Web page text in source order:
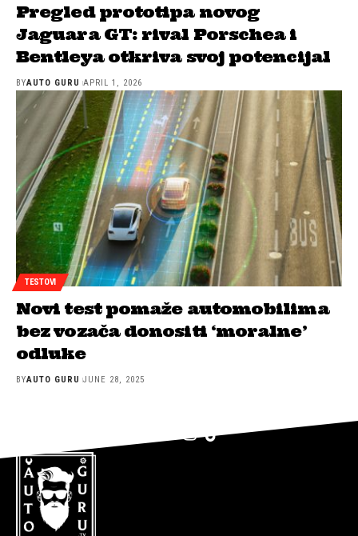
Pregled prototipa novog
Jaguara GT: rival Porschea i
Bentleya otkriva svoj potencijal
BYAUTO GURU APRIL 1, 2026
TESTOVI
Novi test pomaže automobilima
bez vozača donositi ‘moralne’
odluke
BYAUTO GURU JUNE 28, 2025